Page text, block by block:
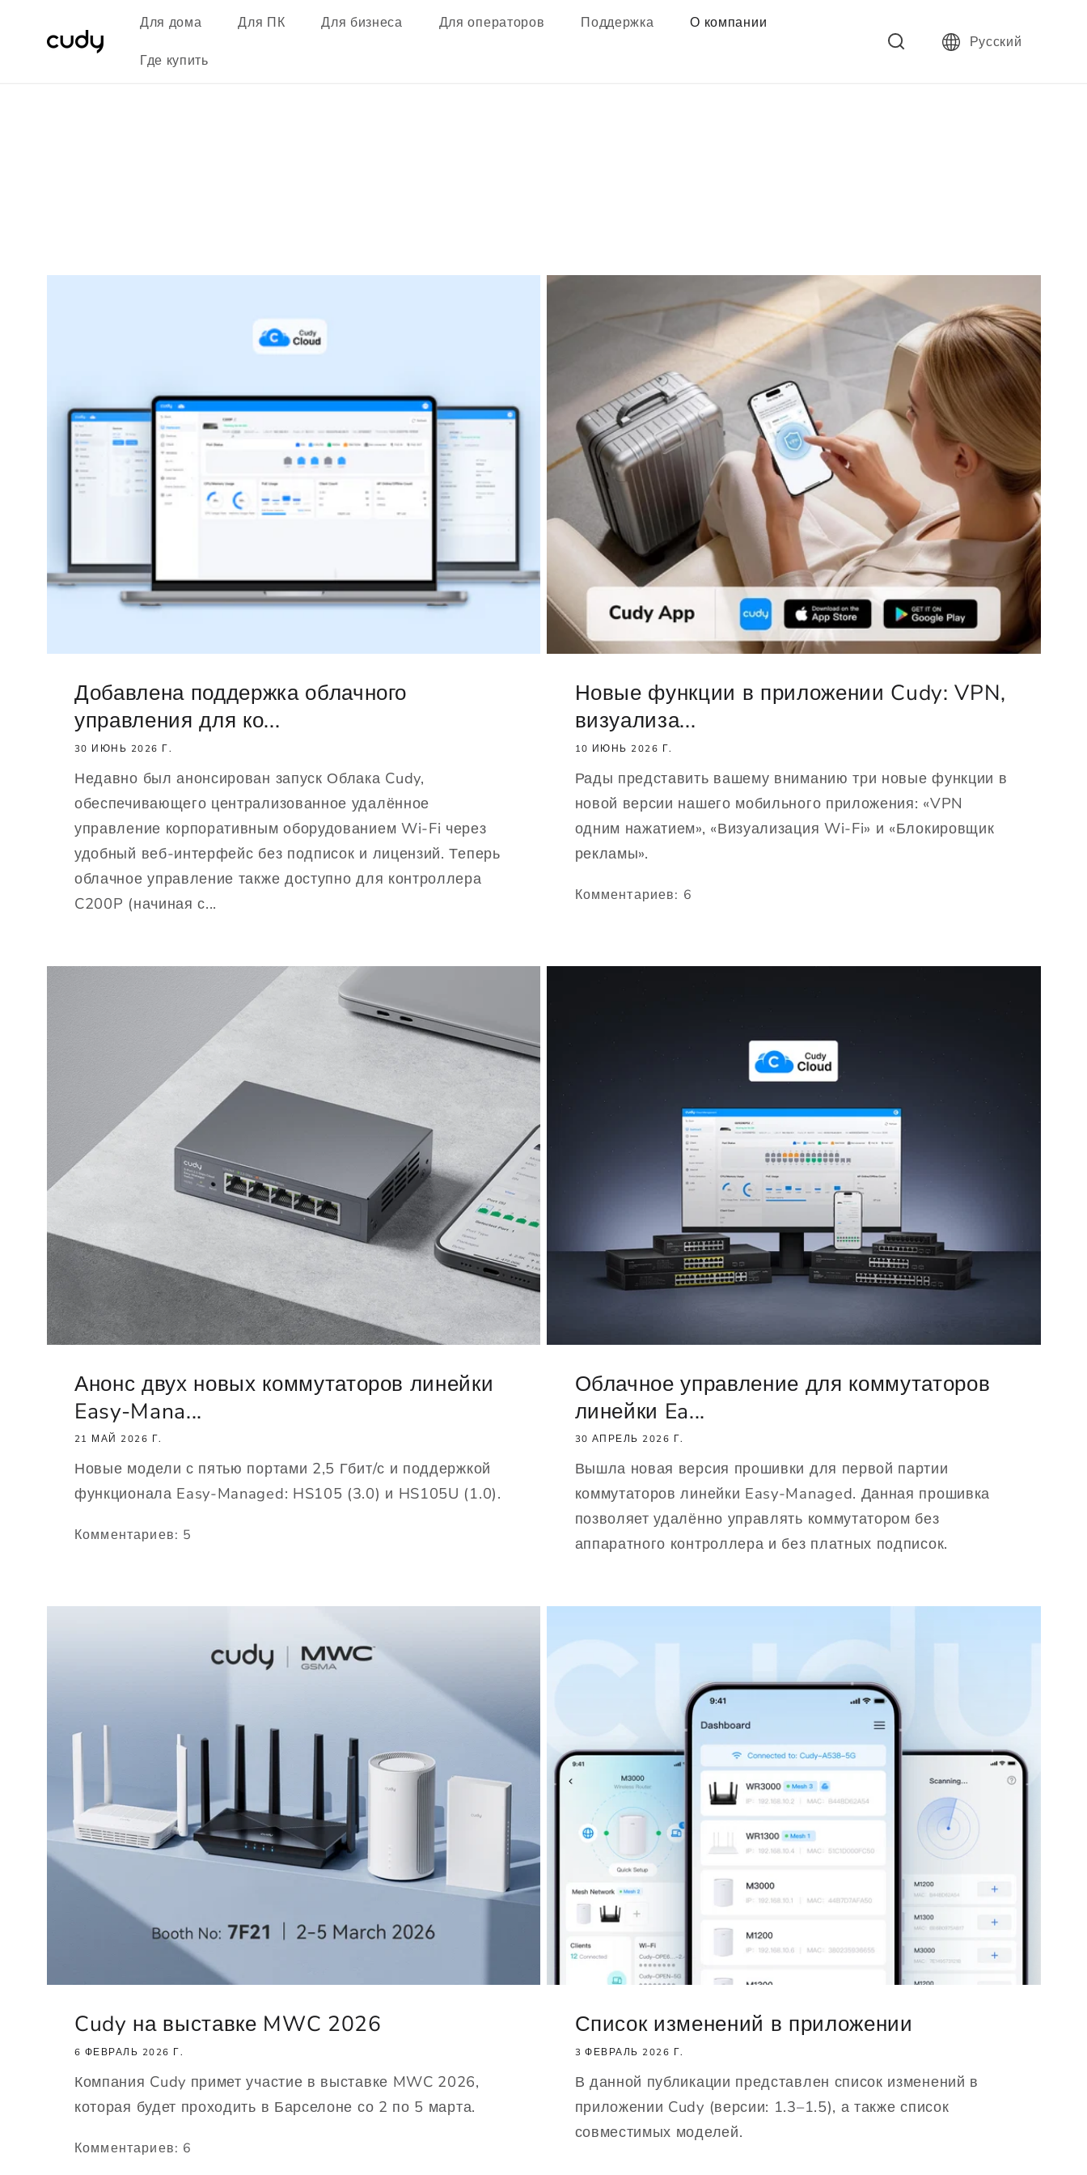
контенту
Для дома Для ПК Для бизнеса Для операторов Поддержка О компании
Где купить
Русский
Добавлена поддержка облачного
управления для ко...
30 ИЮНЬ 2026 Г.
Недавно был анонсирован запуск Облака Cudy,
обеспечивающего централизованное удалённое
управление корпоративным оборудованием Wi-Fi через
удобный веб-интерфейс без подписок и лицензий. Теперь
облачное управление также доступно для контроллера
C200P (начиная с...
Новые функции в приложении Cudy: VPN,
визуализа...
10 ИЮНЬ 2026 Г.
Рады представить вашему вниманию три новые функции в
новой версии нашего мобильного приложения: «VPN
одним нажатием», «Визуализация Wi-Fi» и «Блокировщик
рекламы».
Комментариев: 6
Анонс двух новых коммутаторов линейки
Easy-Mana...
21 МАЙ 2026 Г.
Новые модели с пятью портами 2,5 Гбит/с и поддержкой
функционала Easy-Managed: HS105 (3.0) и HS105U (1.0).
Комментариев: 5
Облачное управление для коммутаторов
линейки Ea...
30 АПРЕЛЬ 2026 Г.
Вышла новая версия прошивки для первой партии
коммутаторов линейки Easy-Managed. Данная прошивка
позволяет удалённо управлять коммутатором без
аппаратного контроллера и без платных подписок.
Cudy на выставке MWC 2026
6 ФЕВРАЛЬ 2026 Г.
Компания Cudy примет участие в выставке MWC 2026,
которая будет проходить в Барселоне со 2 по 5 марта.
Комментариев: 6
Список изменений в приложении
3 ФЕВРАЛЬ 2026 Г.
В данной публикации представлен список изменений в
приложении Cudy (версии: 1.3–1.5), а также список
совместимых моделей.